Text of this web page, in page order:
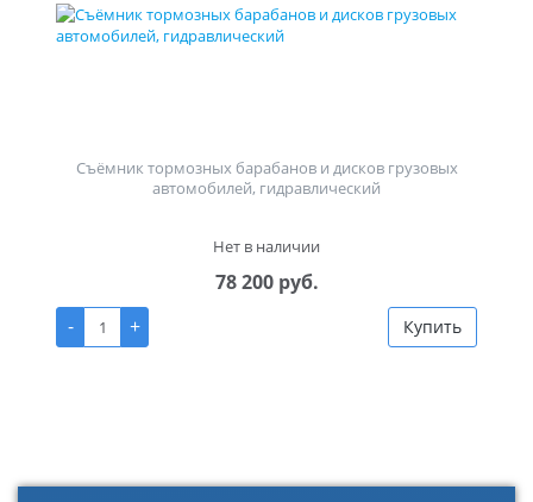
Съёмник тормозных барабанов и дисков грузовых
автомобилей, гидравлический
Нет в наличии
78 200 руб.
-
+ Купить